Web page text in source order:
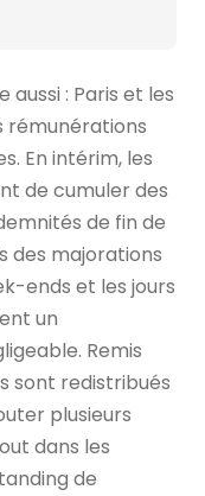
aussi : Paris et les
En intérim, les
de cumuler des
de fin de
des majorations
ends et les jours
un
Remis
sont redistribués
plusieurs
dans les
de